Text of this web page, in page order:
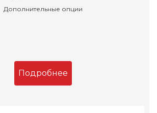
Дополнительные опции
Подробнее